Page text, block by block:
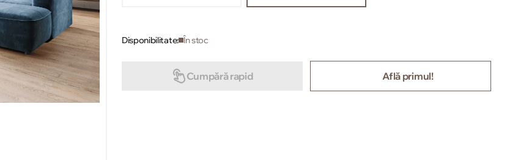
Disponibilitate: În stoc
Cumpără rapid Află primul!